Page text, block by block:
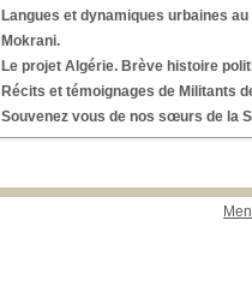
Langues et dynamiques urbaines au
Mokrani.
Le projet Algérie. Brève histoire
Récits et témoignages de Militants
Souvenez vous de nos sœurs de la